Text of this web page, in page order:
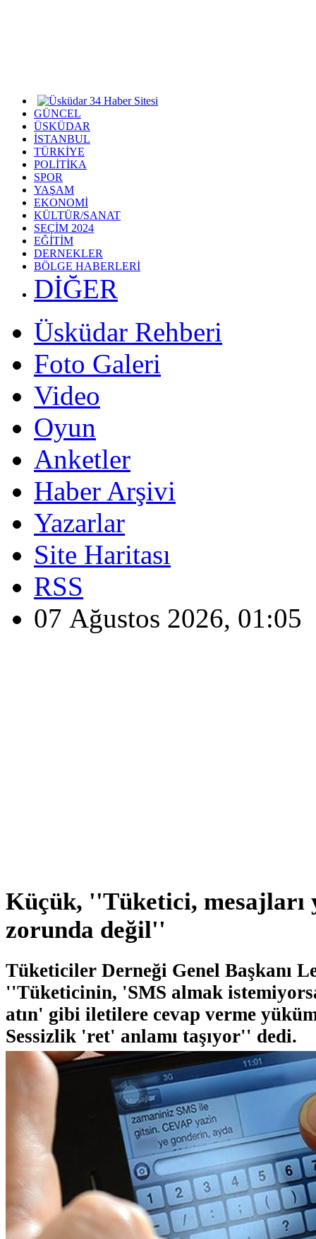
GÜNCEL
ÜSKÜDAR
İSTANBUL
TÜRKİYE
POLİTİKA
SPOR
YAŞAM
EKONOMİ
KÜLTÜR/SANAT
SEÇİM 2024
EĞİTİM
DERNEKLER
BÖLGE HABERLERİ
DİĞER
Üsküdar Rehberi
Foto Galeri
Video
Oyun
Anketler
Haber Arşivi
Yazarlar
Site Haritası
RSS
07 Ağustos 2026, 01:05
Küçük, ''Tüketici, mesajları
zorunda değil''
Tüketiciler Derneği Genel Başkanı
''Tüketicinin, 'SMS almak
atın' gibi iletilere cevap verme
Sessizlik 'ret' anlamı taşıyor'' dedi.